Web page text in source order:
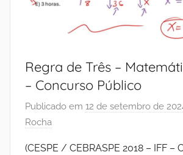
Regra de Três –
– Concurso Público
Publicado em 12 de setembro de
Rocha
(CESPE / CEBRASPE 2018 – IFF –